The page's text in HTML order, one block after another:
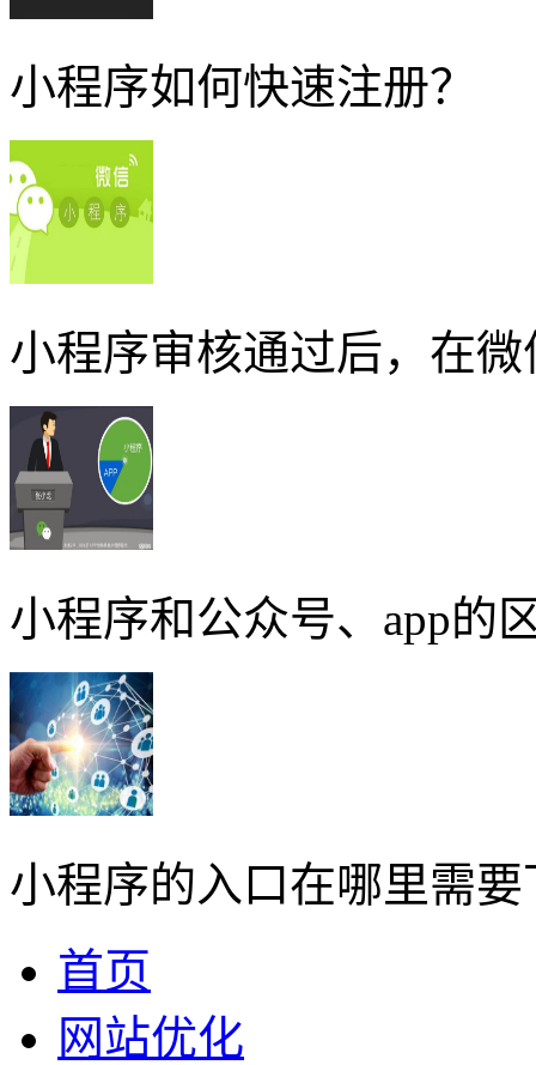
小程序如何快速注册？
小程序审核通过后，在
小程序和公众号、app的
小程序的入口在哪里需要
首页
网站优化